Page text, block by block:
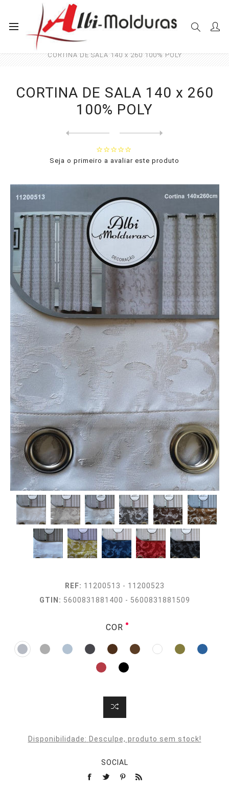
Início Cortinas
CORTINA DE SALA 140 x 260 100% POLY
CORTINA DE SALA 140 x 260
100% POLY
Seja o primeiro a avaliar este produto
REF: 11200513 - 11200523
GTIN: 5600831881400 - 5600831881509
COR
Disponibilidade: Desculpe, produto sem stock!
SOCIAL